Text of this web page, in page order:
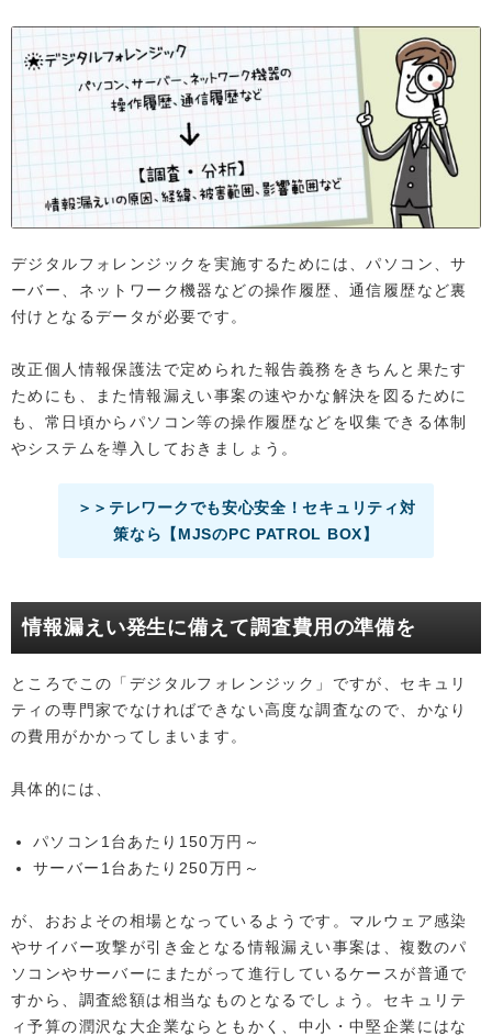
デジタルフォレンジックを実施するためには、パソコン、サ
ーバー、ネットワーク機器などの操作履歴、通信履歴など裏
付けとなるデータが必要です。
改正個人情報保護法で定められた報告義務をきちんと果たす
ためにも、また情報漏えい事案の速やかな解決を図るために
も、常日頃からパソコン等の操作履歴などを収集できる体制
やシステムを導入しておきましょう。
＞＞テレワークでも安心安全！セキュリティ対
策なら【MJSのPC PATROL BOX】
情報漏えい発生に備えて調査費用の準備を
ところでこの「デジタルフォレンジック」ですが、セキュリ
ティの専門家でなければできない高度な調査なので、かなり
の費用がかかってしまいます。
具体的には、
パソコン1台あたり150万円～
サーバー1台あたり250万円～
が、おおよその相場となっているようです。マルウェア感染
やサイバー攻撃が引き金となる情報漏えい事案は、複数のパ
ソコンやサーバーにまたがって進行しているケースが普通で
すから、調査総額は相当なものとなるでしょう。セキュリテ
ィ予算の潤沢な大企業ならともかく、中小・中堅企業にはな